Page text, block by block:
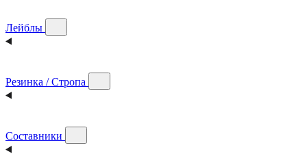
Лейблы
Резинка / Стропа
Составники